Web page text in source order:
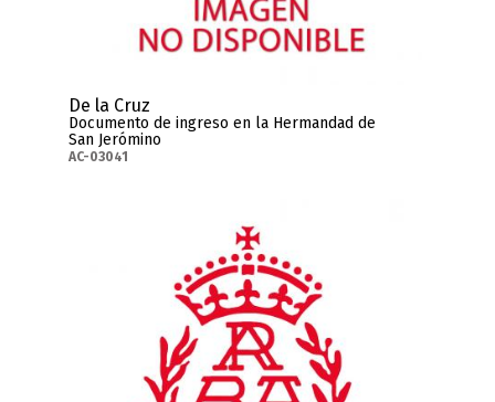
De la Cruz
Documento de ingreso en la Hermandad de
San Jerómino
AC-03041